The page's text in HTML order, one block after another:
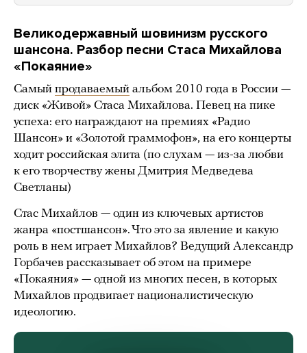
Великодержавный шовинизм русского
шансона. Разбор песни Стаса Михайлова
«Покаяние»
Самый продаваемый альбом 2010 года в России —
диск «Живой» Стаса Михайлова. Певец на пике
успеха: его награждают на премиях «Радио
Шансон» и «Золотой граммофон», на его концерты
ходит российская элита (по слухам — из-за любви
к его творчеству жены Дмитрия Медведева
Светланы)
Стас Михайлов — один из ключевых артистов
жанра «постшансон». Что это за явление и какую
роль в нем играет Михайлов? Ведущий Александр
Горбачев рассказывает об этом на примере
«Покаяния» — одной из многих песен, в которых
Михайлов продвигает националистическую
идеологию.